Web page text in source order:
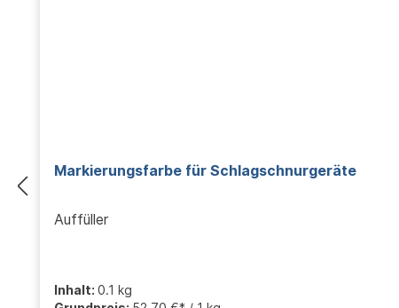
Markierungsfarbe für Schlagschnurgeräte
Auffüller
Inhalt: 0.1 kg